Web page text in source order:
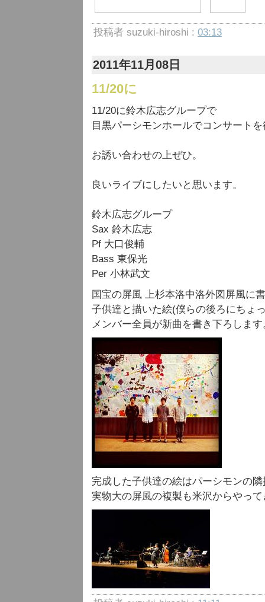
投稿者 suzuki-hiroshi : 03:13
2011年11月08日
11/20に
11/20に鈴木広志グループで
目黒パーシモンホールでコンサート
お誘い合わせの上ぜひ。
良いライブにしたいと思います。
鈴木広志グループ
Sax 鈴木広志
Pf 大口俊輔
Bass 東保光
Per 小林武文
国宝の屏風 上杉本洛中洛外図屏風に
子供達と描いた絵(僕らの後ろにちょ
メンバー全員が新曲を書き下ろします
完成した子供達の絵はパーシモンの
実物大の屏風の複製も米沢からやっ